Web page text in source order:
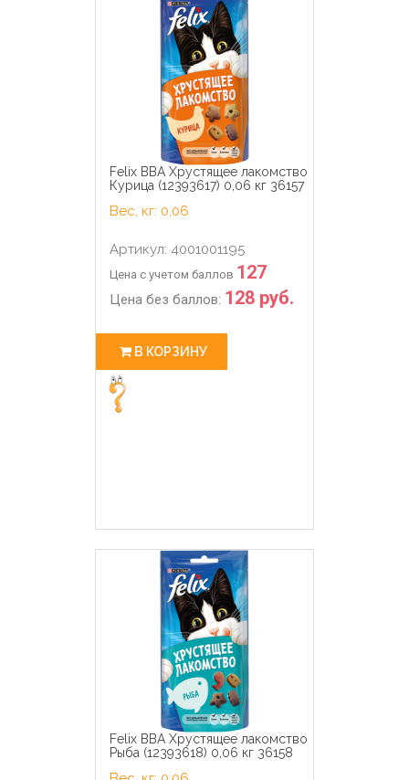
Felix ВВА Хрустящее лакомство
Курица (12393617) 0,06 кг 36157
Вес, кг: 0,06
Артикул: 4001001195
Цена с учетом баллов 127
Цена без баллов: 128 руб.
В КОРЗИНУ
Felix ВВА Хрустящее лакомство
Рыба (12393618) 0,06 кг 36158